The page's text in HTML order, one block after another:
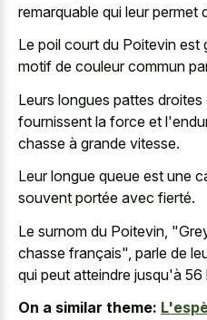
remarquable qui leur permet
Le poil court du Poitevin est
motif de couleur commun
Leurs longues pattes
fournissent la force et
chasse à grande vitesse.
Leur longue queue est une
souvent portée avec fierté.
Le surnom du Poitevin,
chasse français", parle de
qui peut atteindre jusqu'à 56
On a similar theme: